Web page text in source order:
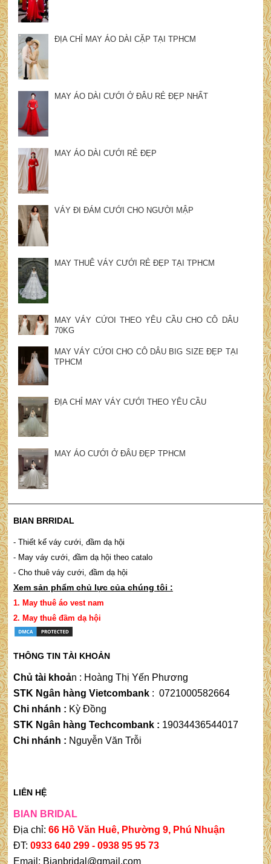
ĐỊA CHỈ MAY ÁO DÀI CẶP TẠI TPHCM
MAY ÁO DÀI CƯỚI Ở ĐÂU RẺ ĐẸP NHẤT
MAY ÁO DÀI CƯỚI RẺ ĐẸP
VÁY ĐI ĐÁM CƯỚI CHO NGƯỜI MẬP
MAY THUÊ VÁY CƯỚI RẺ ĐẸP TẠI TPHCM
MAY VÁY CỨOI THEO YÊU CẦU CHO CÔ DÂU
70KG
MAY VÁY CỨOI CHO CÔ DÂU BIG SIZE ĐẸP TẠI
TPHCM
ĐỊA CHỈ MAY VÁY CƯỚI THEO YÊU CẦU
MAY ÁO CƯỚI Ở ĐÂU ĐẸP TPHCM
BIAN BRRIDAL
- Thiết kế váy cưới, đầm dạ hội
- May váy cưới, đầm dạ hội theo catalo
- Cho thuê váy cưới, đầm dạ hội
Xem sản phẩm chủ lực của chúng tôi :
1. May thuê áo vest nam
2. May thuê đầm dạ hội
THÔNG TIN TÀI KHOẢN
Chủ tài khoản : Hoàng Thị Yến Phương
STK Ngân hàng Vietcombank: 0721000582664
Chi nhánh : Kỳ Đồng
STK Ngân hàng Techcombank : 19034436544017
Chi nhánh : Nguyễn Văn Trỗi
LIÊN HỆ
BIAN BRIDAL
Địa chỉ: 66 Hồ Văn Huê, Phường 9, Phú Nhuận
ĐT: 0933 640 299 - 0938 95 95 73
Email: Bianbridal@gmail.com